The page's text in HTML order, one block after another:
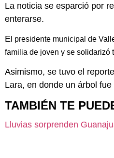
La noticia se esparció por
enterarse.
E l presidente municipal de
familia de joven y se solidarizó
Asimismo, se tuvo el
Lara, en donde un árbol
TAMBIÉN TE
Lluvias sorprenden